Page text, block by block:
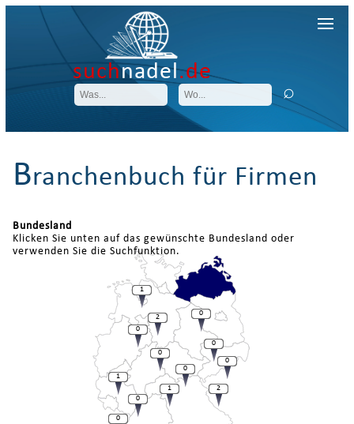
suchnadel.de
Branchenbuch für Firmen
Bundesland
Klicken Sie unten auf das gewünschte Bundesland oder
verwenden Sie die Suchfunktion.
2
0
1
0
0
0
2
1
0
0
0
0
1